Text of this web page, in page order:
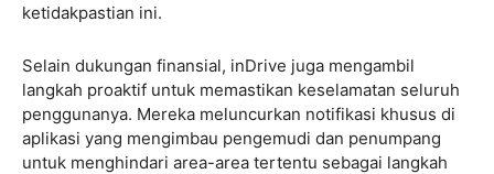
ketidakpastian ini.
Selain dukungan finansial, inDrive juga mengambil
langkah proaktif untuk memastikan keselamatan seluruh
penggunanya. Mereka meluncurkan notifikasi khusus di
aplikasi yang mengimbau pengemudi dan penumpang
untuk menghindari area-area tertentu sebagai langkah